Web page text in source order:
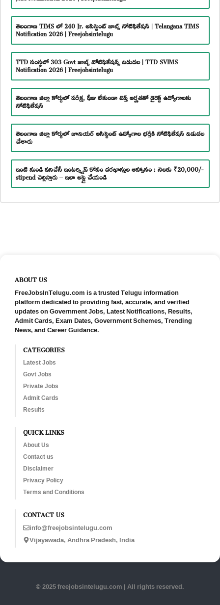
తెలంగాణ TIMS లో 240 Jr. అసిస్టెంట్ జాబ్స్ నోటిఫికేషన్ | Telangana TIMS
Notification 2026 | Freejobsintelugu
TTD సంస్థలో 303 Govt జాబ్స్ నోటిఫికేషన్స్ విడుదల | TTD SVIMS
Notification 2026 | Freejobsintelugu
తెలంగాణ జిల్లా కోర్టులో పరీక్ష, ఫీజు లేకుండా టెన్త్ అర్హతతో డైరెక్ట్ ఉద్యోగాలకు
నోటిఫికేషన్
తెలంగాణ జిల్లా కోర్టులో జూనియర్ అసిస్టెంట్ ఉద్యోగాల భర్తీకి నోటిఫికేషన్ విడుదల
చేశారు
ఇంటి నుండి పనిచేసే ఇంటర్న్షిప్ కోసం దరఖాస్తుల ఆహ్వానం : నెలకు ₹20,000/-
stipend చెల్లిస్తారు – ఇలా అప్లై చేయండి
ABOUT US
FreeJobsInTelugu.com is a trusted Telugu information
platform dedicated to providing fast, accurate, and verified
updates on Government Jobs, Latest Notifications, Results,
Admit Cards, Exam Dates, Government Schemes, Trending
News, and Career Guidance.
CATEGORIES
Latest Jobs
Govt Jobs
Private Jobs
Admit Cards
Results
QUICK LINKS
About Us
Contact us
Disclaimer
Privacy Policy
Terms and Conditions
CONTACT US
info@freejobsintelugu.com
Vijayawada, Andhra Pradesh, India
© 2025 freejobsintelugu.com | All rights reserved.